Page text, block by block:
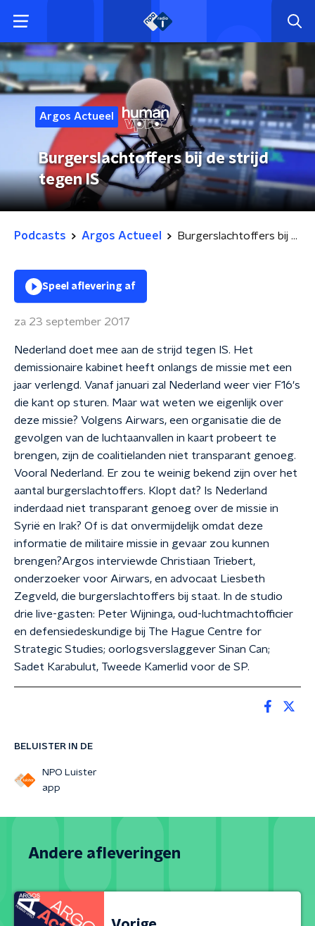
Argos Actueel
Burgerslachtoffers bij de strijd
tegen IS
Podcasts Argos Actueel Burgerslachtoffers bij de strijd tegen IS
BELUISTER IN DE
NPO Luister
app
Speel aflevering af
za 23 september 2017
Nederland doet mee aan de strijd tegen IS. Het
demissionaire kabinet heeft onlangs de missie met een
jaar verlengd. Vanaf januari zal Nederland weer vier F16's
die kant op sturen. Maar wat weten we eigenlijk over
deze missie? Volgens Airwars, een organisatie die de
gevolgen van de luchtaanvallen in kaart probeert te
brengen, zijn de coalitielanden niet transparant genoeg.
Vooral Nederland. Er zou te weinig bekend zijn over het
aantal burgerslachtoffers. Klopt dat? Is Nederland
inderdaad niet transparant genoeg over de missie in
Syrië en Irak? Of is dat onvermijdelijk omdat deze
informatie de militaire missie in gevaar zou kunnen
brengen?Argos interviewde Christiaan Triebert,
onderzoeker voor Airwars, en advocaat Liesbeth
Zegveld, die burgerslachtoffers bij staat. In de studio
drie live-gasten: Peter Wijninga, oud-luchtmachtofficier
en defensiedeskundige bij The Hague Centre for
Strategic Studies; oorlogsverslaggever Sinan Can;
Sadet Karabulut, Tweede Kamerlid voor de SP.
Andere afleveringen